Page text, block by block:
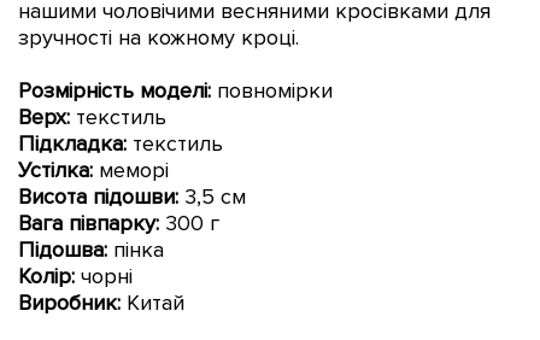
нашими чоловічими весняними кросівками для
зручності на кожному кроці.
Розмірність моделі: повномірки
Верх: текстиль
Підкладка: текстиль
Устілка: меморі
Висота підошви: 3,5 см
Вага півпарку: 300 г
Підошва: пінка
Колір: чорні
Виробник: Китай